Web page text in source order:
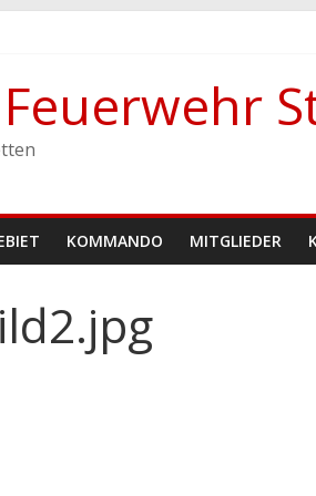
KOMMANDO MITGLIEDER